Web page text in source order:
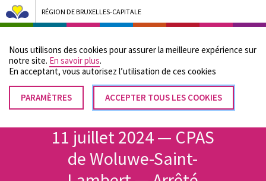
Nous utilisons des cookies pour assurer la meilleure expérience sur
notre site. En savoir plus.
En acceptant, vous autorisez lʼutilisation de ces cookies
PARAMÈTRES ACCEPTER TOUS LES COOKIES
RETIRER
LE
RÉGION DE BRUXELLES-CAPITALE
Bruxelles Pouvoirs Locaux - Aller à la page d'accueil
Menu
Fil
d'Ariane
Accueil
11 juillet 2024 — CPAS
de Woluwe-Saint-